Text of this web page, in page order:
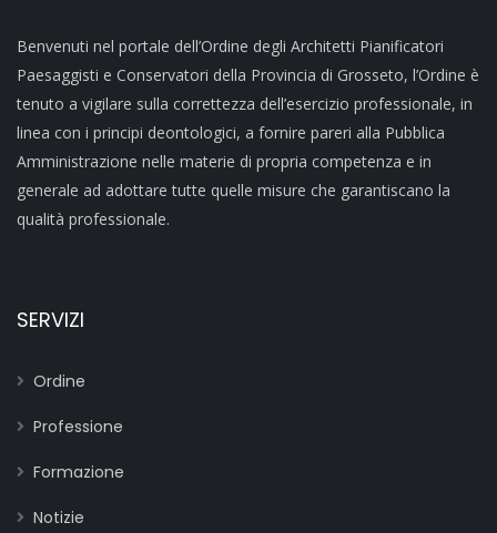
Benvenuti nel portale dell’Ordine degli Architetti Pianificatori
Paesaggisti e Conservatori della Provincia di Grosseto, l’Ordine è
tenuto a vigilare sulla correttezza dell’esercizio professionale, in
linea con i principi deontologici, a fornire pareri alla Pubblica
Amministrazione nelle materie di propria competenza e in
generale ad adottare tutte quelle misure che garantiscano la
qualità professionale.
SERVIZI
Ordine
Professione
Formazione
Notizie